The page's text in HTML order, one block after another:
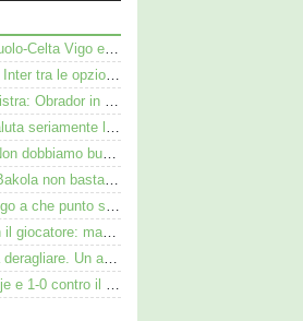
VIDEO - Laurienté espulso in Sassuolo-Celta Vigo e rissa: cosa è successo
Darmian-Sassuolo, lo svincolato ex Inter tra le opzioni ma c'è il solito Cagliari
Calciomercato Sassuolo, fascia sinistra: Obrador in pole, Valeri l’alternativa
Calciomercato Sassuolo, Freuler valuta seriamente la proposta neroverde
SHORTS SASSUOLO - Aquilani: “Non dobbiamo buttare tutto in vacca”
VIDEO - Sassuolo Celta Vigo 1-4: Bakola non basta. Espulso Laurienté
Cinquegrano Avellino, il ds: "Vi spiego a che punto siamo col Sassuolo"
Flavio Russo-Pescara, accordo con il giocatore: manca però l’intesa con il Sassuolo
La locomotiva neroverde continua a deragliare. Un aspetto preoccupa Aquilani dopo il Celta
Sassuolo Femminile: 6-0 al Radomlje e 1-0 contro il Bologna nelle prime amichevoli